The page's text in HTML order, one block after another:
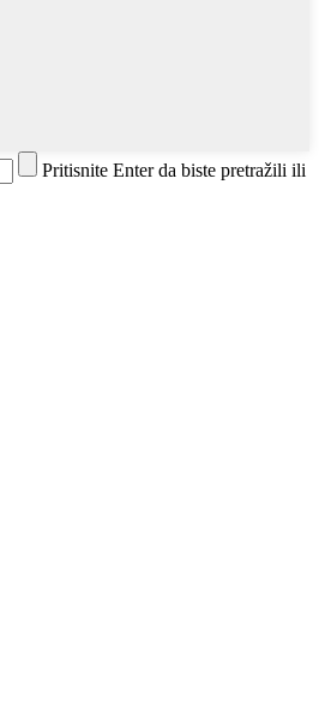
Pritisnite Enter da biste pretražili ili